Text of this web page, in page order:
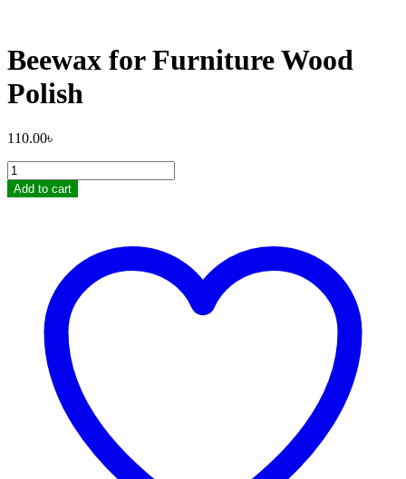
Beewax for Furniture Wood
Polish
110.00৳
Beewax
for
Furniture
Add to cart